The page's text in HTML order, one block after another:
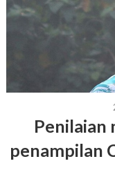
Penilaian
penampilan